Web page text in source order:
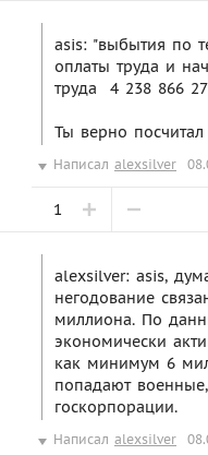
asis: "выбытия по
оплаты труда и
труда  4 238 866
Ты верно посчитал
Написал alexsilver
1
alexsilver: asis,
негодование
миллиона. По
экономически
как минимум 6
попадают
госкорпорации.
Написал alexsilver